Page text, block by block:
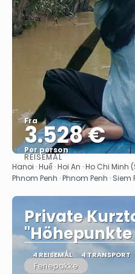
Fra
3.528 €
Per person
REISEMÅL
Hanoi · Huế · Hoi An · Ho Chi
Phnom Penh · Phnom Penh · Siem
Private
4 REISEMÅL 4 TRANSPORT
Feriepakke